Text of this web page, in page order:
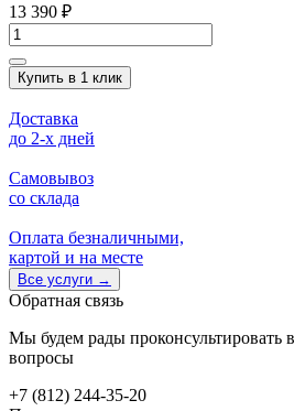
13 390 ₽
Купить в 1 клик
Доставка
до 2-x дней
Самовывоз
со склада
Оплата безналичными,
картой и на месте
Все услуги →
Обратная связь
Мы будем рады проконсультировать
вопросы
+7 (812) 244-35-20